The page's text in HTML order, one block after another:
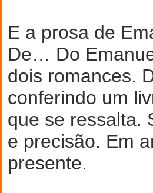
E a prosa de
De… Do
dois romances.
conferindo um
que se ressalta.
e precisão. Em
presente.